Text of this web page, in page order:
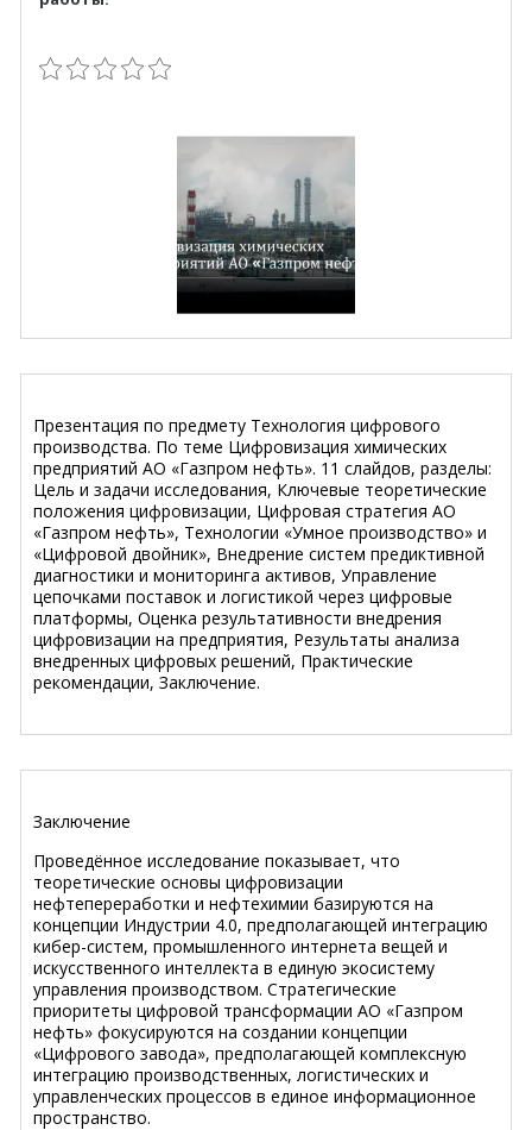
Презентация по предмету Технология цифрового
производства. По теме Цифровизация химических
предприятий АО «Газпром нефть». 11 слайдов, разделы:
Цель и задачи исследования, Ключевые теоретические
положения цифровизации, Цифровая стратегия АО
«Газпром нефть», Технологии «Умное производство» и
«Цифровой двойник», Внедрение систем предиктивной
диагностики и мониторинга активов, Управление
цепочками поставок и логистикой через цифровые
платформы, Оценка результативности внедрения
цифровизации на предприятия, Результаты анализа
внедренных цифровых решений, Практические
рекомендации, Заключение.
Заключение
Проведённое исследование показывает, что
теоретические основы цифровизации
нефтепереработки и нефтехимии базируются на
концепции Индустрии 4.0, предполагающей интеграцию
кибер-систем, промышленного интернета вещей и
искусственного интеллекта в единую экосистему
управления производством. Стратегические
приоритеты цифровой трансформации АО «Газпром
нефть» фокусируются на создании концепции
«Цифрового завода», предполагающей комплексную
интеграцию производственных, логистических и
управленческих процессов в единое информационное
пространство.